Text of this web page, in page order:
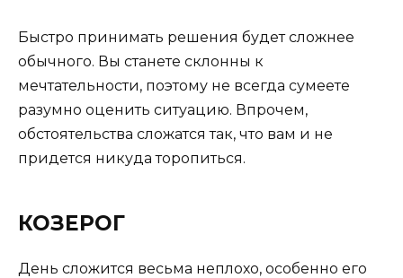
Быстро принимать решения будет сложнее
обычного. Вы станете склонны к
мечтательности, поэтому не всегда сумеете
разумно оценить ситуацию. Впрочем,
обстоятельства сложатся так, что вам и не
придется никуда торопиться.
КОЗЕРОГ
День сложится весьма неплохо, особенно его